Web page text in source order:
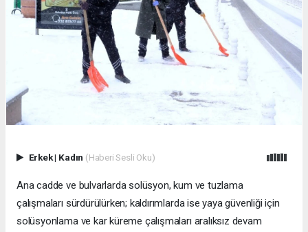
Erkek| Kadın (Haberi Sesli Oku)
Ana cadde ve bulvarlarda solüsyon, kum ve tuzlama
çalışmaları sürdürülürken; kaldırımlarda ise yaya güvenliği için
solüsyonlama ve kar küreme çalışmaları aralıksız devam